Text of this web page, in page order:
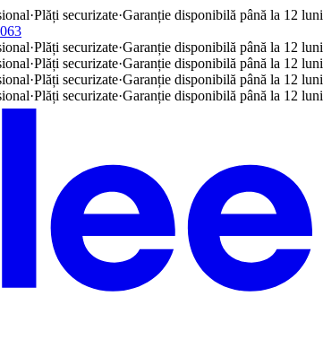
·Plăți securizate·Garanție disponibilă până la 12 luni
·Plăți securizate·Garanție disponibilă până la 12 luni
·Plăți securizate·Garanție disponibilă până la 12 luni
·Plăți securizate·Garanție disponibilă până la 12 luni
·Plăți securizate·Garanție disponibilă până la 12 luni